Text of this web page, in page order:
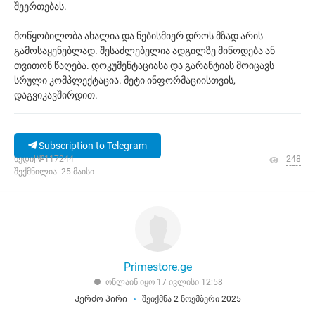
შეერთებას.
მოწყობილობა ახალია და ნებისმიერ დროს მზად არის
გამოსაყენებლად. შესაძლებელია ადგილზე მიწოდება ან
თვითონ წაღება. დოკუმენტაციასა და გარანტიას მოიცავს
სრული კომპლექტაცია. მეტი ინფორმაციისთვის,
დაგვიკავშირდით.
Subscription to Telegram
ხედი|№117244
შექმნილია: 25 მაისი
248
Primestore.ge
ონლაინ იყო 17 ივლისი 12:58
Კერძო პირი
შეიქმნა 2 ნოემბერი 2025